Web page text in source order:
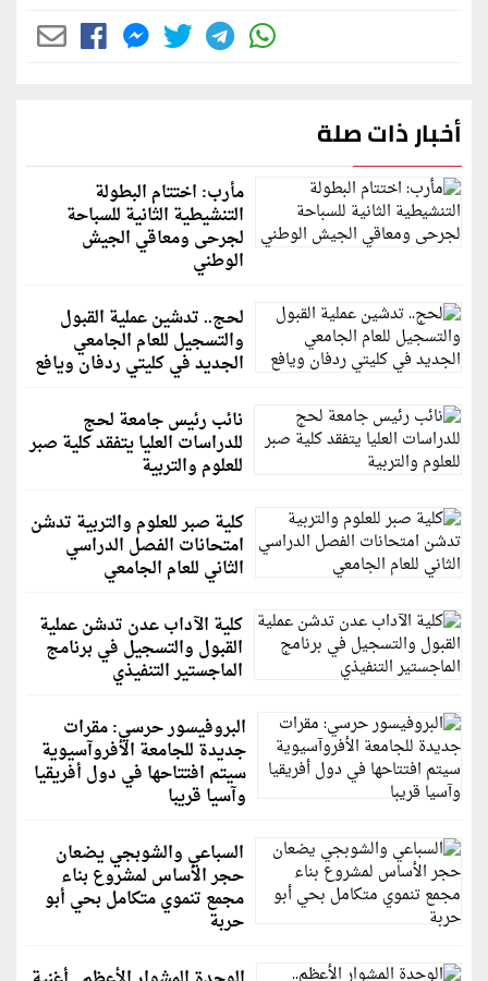
أخبار ذات صلة
مأرب: اختتام البطولة
التنشيطية الثانية للسباحة
لجرحى ومعاقي الجيش
الوطني
لحج.. تدشين عملية القبول
والتسجيل للعام الجامعي
الجديد في كليتي ردفان ويافع
نائب رئيس جامعة لحج
للدراسات العليا يتفقد كلية صبر
للعلوم والتربية
كلية صبر للعلوم والتربية تدشن
امتحانات الفصل الدراسي
الثاني للعام الجامعي
كلية الآداب عدن تدشن عملية
القبول والتسجيل في برنامج
الماجستير التنفيذي
البروفيسور حرسي: مقرات
جديدة للجامعة الأفروآسيوية
سيتم افتتاحها في دول أفريقيا
وآسيا قريبا
السباعي والشوبجي يضعان
حجر الأساس لمشروع بناء
مجمع تنموي متكامل بحي أبو
حربة